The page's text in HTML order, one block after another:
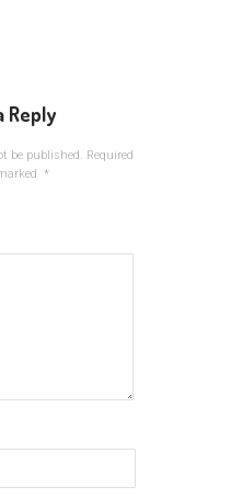
Reply
be published. Required
*